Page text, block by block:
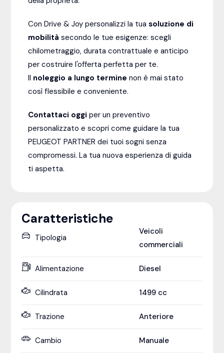
Con Drive & Joy personalizzi la tuasoluzione di
mobilità secondo le tue esigenze: scegli
chilometraggio, durata contrattuale e anticipo
per costruire l'offerta perfetta per te.
Il noleggio a lungo termine non è mai stato
così flessibile e conveniente.
Contattaci oggi per un preventivo
personalizzato e scopri come guidare la tua
PEUGEOT PARTNER dei tuoi sogni senza
compromessi. La tua nuova esperienza di guida
ti aspetta.
Caratteristiche
Tipologia
Veicoli
commerciali
Alimentazione Diesel
Cilindrata 1499 cc
Trazione Anteriore
Cambio Manuale